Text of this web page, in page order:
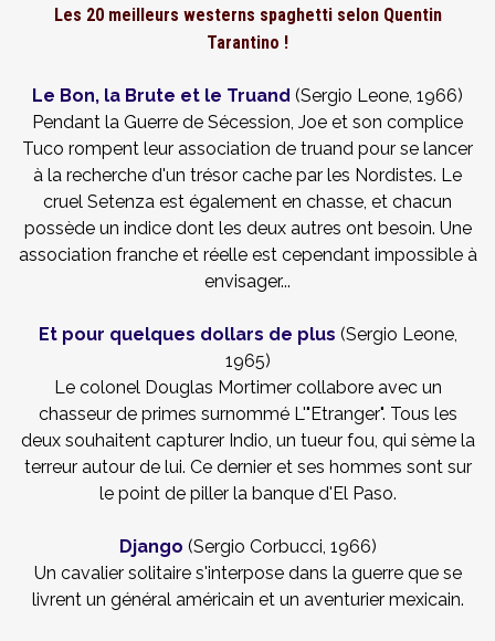
Les 20 meilleurs westerns spaghetti selon Quentin
Tarantino !
Le Bon, la Brute et le Truand (Sergio Leone, 1966)
Pendant la Guerre de Sécession, Joe et son complice
Tuco rompent leur association de truand pour se lancer
à la recherche d'un trésor cache par les Nordistes. Le
cruel Setenza est également en chasse, et chacun
possède un indice dont les deux autres ont besoin. Une
association franche et réelle est cependant impossible à
envisager...
Et pour quelques dollars de plus (Sergio Leone,
1965)
Le colonel Douglas Mortimer collabore avec un
chasseur de primes surnommé L'"Etranger". Tous les
deux souhaitent capturer Indio, un tueur fou, qui sème la
terreur autour de lui. Ce dernier et ses hommes sont sur
le point de piller la banque d'El Paso.
Django (Sergio Corbucci, 1966)
Un cavalier solitaire s'interpose dans la guerre que se
livrent un général américain et un aventurier mexicain.